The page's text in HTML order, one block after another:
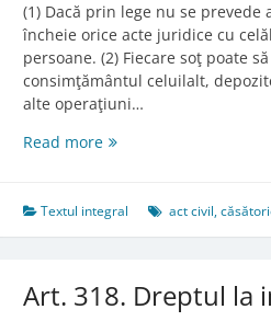
(1) Dacă prin lege nu se prevede
încheie orice acte juridice cu
persoane. (2) Fiecare soţ poate
consimţământul celuilalt,
alte operaţiuni…
Read moreArt.
patrimonială
a
Textul integral act civil,
Art. 318. Dreptul la